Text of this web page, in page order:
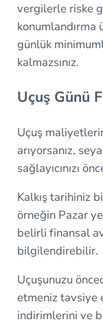
vergilerle riske
günlük
kalmazsınız.
Uçuş Günü
Uçuş
arıyorsanız,
sağlayıcınızı
Kalkış tarihiniz
örneğin Pazar
belirli finansal
bilgilendirebilir.
Uçuşunuzu
etmeniz tavsiye
indirimlerini ve